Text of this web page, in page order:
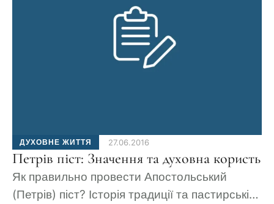
ДУХОВНЕ ЖИТТЯ 27.06.2016
Петрів піст: Значення та духовна користь
Як правильно провести Апостольський
(Петрів) піст? Історія традиції та пастирські